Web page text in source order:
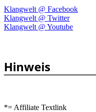
Klangwelt @ Facebook
Klangwelt @ Twitter
Klangwelt @ Youtube
Hinweis
*= Affiliate Textlink